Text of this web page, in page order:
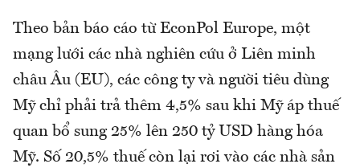
Theo bản báo cáo từ EconPol Europe, một
mạng lưới các nhà nghiên cứu ở Liên minh
châu Âu (EU), các công ty và người tiêu dùng
Mỹ chỉ phải trả thêm 4,5% sau khi Mỹ áp thuế
quan bổ sung 25% lên 250 tỷ USD hàng hóa
Mỹ. Số 20,5% thuế còn lại rơi vào các nhà sản